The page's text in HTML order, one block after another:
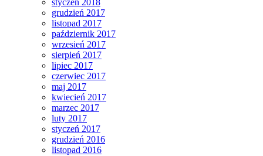
styczeń 2018
grudzień 2017
listopad 2017
październik 2017
wrzesień 2017
sierpień 2017
lipiec 2017
czerwiec 2017
maj 2017
kwiecień 2017
marzec 2017
luty 2017
styczeń 2017
grudzień 2016
listopad 2016